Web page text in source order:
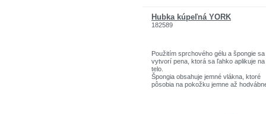
Hubka kúpeľná YORK
182589
Použitím sprchového gélu a špongie sa
vytvorí pena, ktorá sa ľahko aplikuje na
telo.
Špongia obsahuje jemné vlákna, ktoré
pôsobia na pokožku jemne až